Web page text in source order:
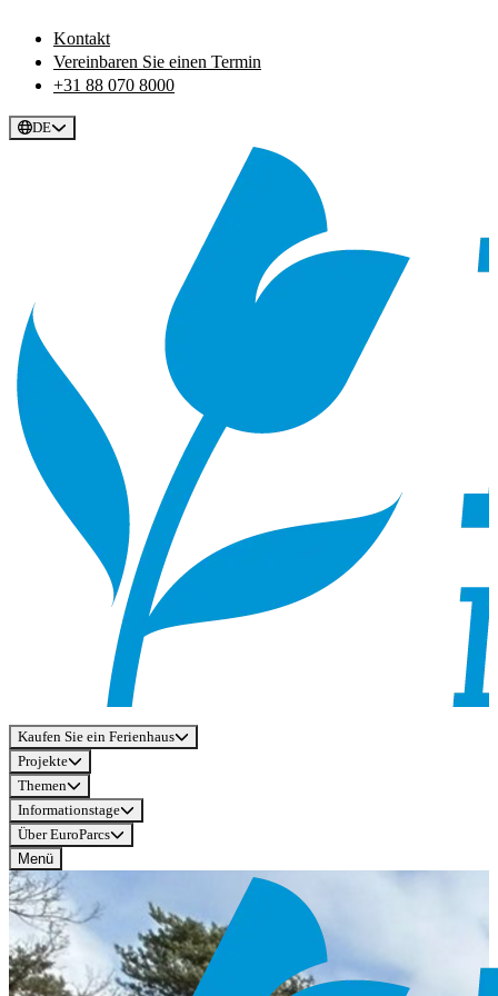
Kontakt
Vereinbaren Sie einen Termin
+31 88 070 8000
DE
Kaufen Sie ein Ferienhaus
Projekte
Themen
Informationstage
Über EuroParcs
Menü